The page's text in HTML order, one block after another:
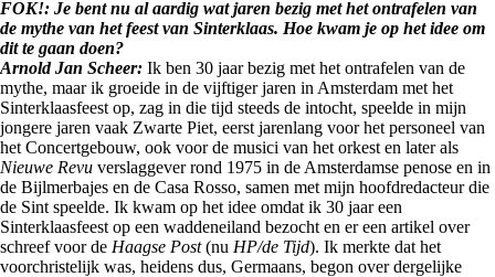
FOK!: Je bent nu al aardig wat jaren bezig met het ontrafelen van
de mythe van het feest van Sinterklaas. Hoe kwam je op het idee om
dit te gaan doen?
Arnold Jan Scheer: Ik ben 30 jaar bezig met het ontrafelen van de
mythe, maar ik groeide in de vijftiger jaren in Amsterdam met het
Sinterklaasfeest op, zag in die tijd steeds de intocht, speelde in mijn
jongere jaren vaak Zwarte Piet, eerst jarenlang voor het personeel van
het Concertgebouw, ook voor de musici van het orkest en later als
Nieuwe Revu verslaggever rond 1975 in de Amsterdamse penose en in
de Bijlmerbajes en de Casa Rosso, samen met mijn hoofdredacteur die
de Sint speelde. Ik kwam op het idee omdat ik 30 jaar een
Sinterklaasfeest op een waddeneiland bezocht en er een artikel over
schreef voor de Haagse Post(nu HP/de Tijd). Ik merkte dat het
voorchristelijk was, heidens dus, Germaans, begon over dergelijke